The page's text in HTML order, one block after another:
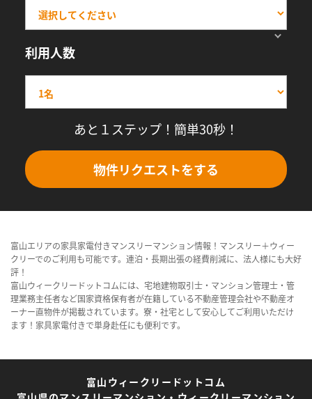
利用人数
あと１ステップ！簡単30秒！
物件リクエストをする
富山エリアの家具家電付きマンスリーマンション情報！マンスリー＋ウィー
クリーでのご利用も可能です。連泊・長期出張の経費削減に、法人様にも大好
評！
富山ウィークリードットコムには、宅地建物取引士・マンション管理士・管
理業務主任者など国家資格保有者が在籍している不動産管理会社や不動産オ
ーナー直物件が掲載されています。寮・社宅として安心してご利用いただけ
ます！家具家電付きで単身赴任にも便利です。
富山ウィークリードットコム